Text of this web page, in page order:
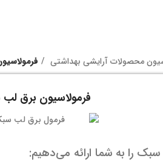
محصولات آرایشی بهداشتی
فرمولاسیون برق
را به شما ارائه می‌دهیم: